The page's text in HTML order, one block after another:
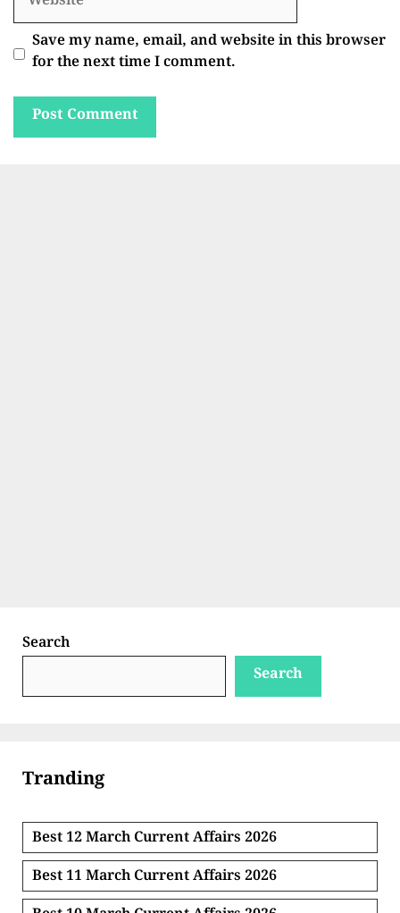
Save my name, email, and website in this browser
for the next time I comment.
Search
Search
Tranding
Best 12 March Current Affairs 2026
Best 11 March Current Affairs 2026